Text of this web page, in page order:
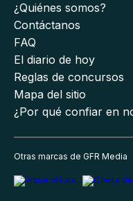
¿Quiénes somos?
Contáctanos
FAQ
El diario de hoy
Reglas de concursos
Mapa del sitio
¿Por qué confiar en
Otras marcas de GFR Media